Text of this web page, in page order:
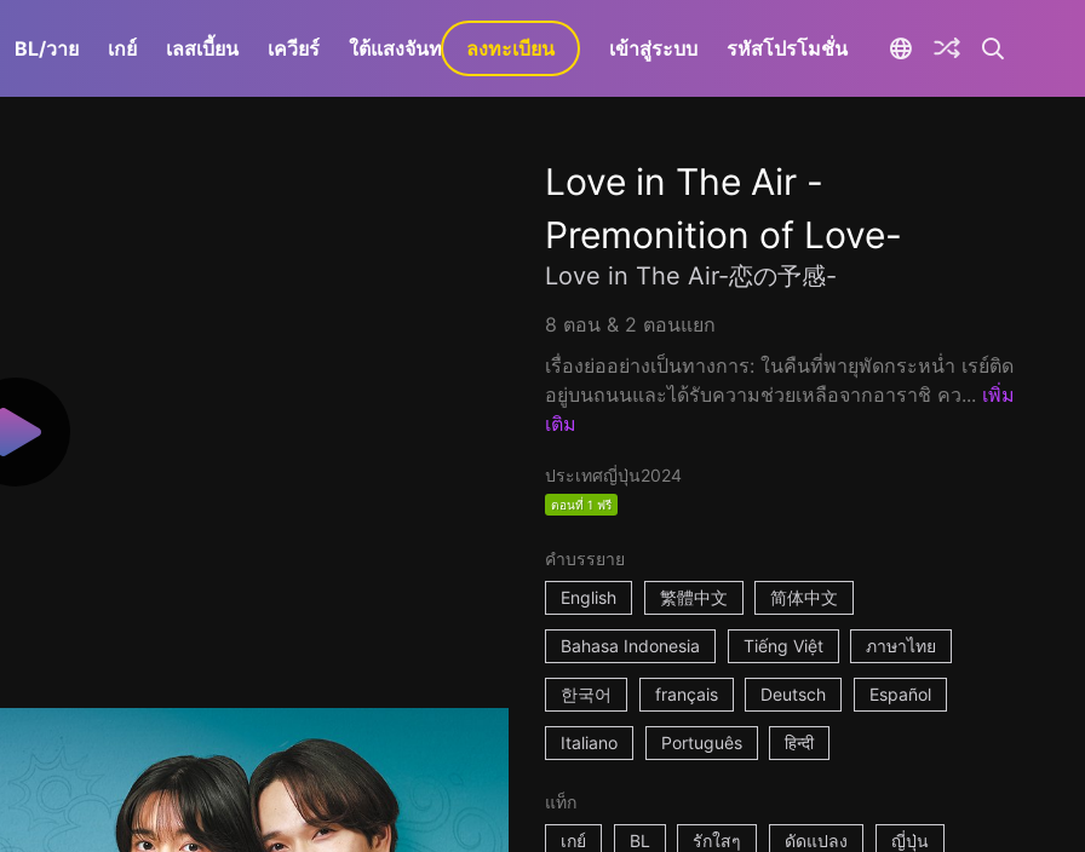
BL/วาย เกย์ เลสเบี้ยน เควียร์ ใต้แสงจันทร์ GaLa+
ลงทะเบียน เข้าสู่ระบบ รหัสโปรโมชั่น
Love in The Air -
Premonition of Love-
Love in The Air-恋の予感-
8 ตอน & 2 ตอนแยก
เรื่องย่ออย่างเป็นทางการ: ในคืนที่พายุพัดกระหน่ำ เรย์ติด
อยู่บนถนนและได้รับความช่วยเหลือจากอาราชิ คว... เพิ่ม
เติม
ประเทศญี่ปุ่น2024
ตอนที่ 1 ฟรี
คำบรรยาย
English
繁體中文 简体中文
Bahasa Indonesia Tiếng Việt ภาษาไทย
한국어 français Deutsch Español
Italiano Português हिन्दी
แท็ก
เกย์
BL รักใสๆ ดัดแปลง ญี่ปุ่น